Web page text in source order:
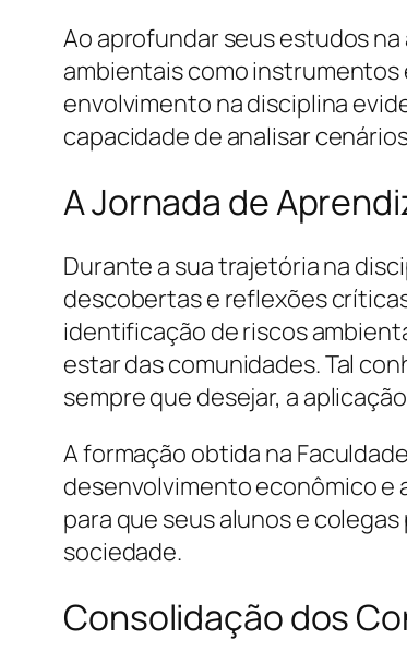
Ao aprofundar seus estudos
ambientais como instrumentos
envolvimento na disciplina
capacidade de analisar
A Jornada de
Durante a sua trajetória na
descobertas e reflexões
identificação de riscos
estar das comunidades. Tal
sempre que desejar, a
A formação obtida na
desenvolvimento econômico e
para que seus alunos e
sociedade.
Consolidação dos